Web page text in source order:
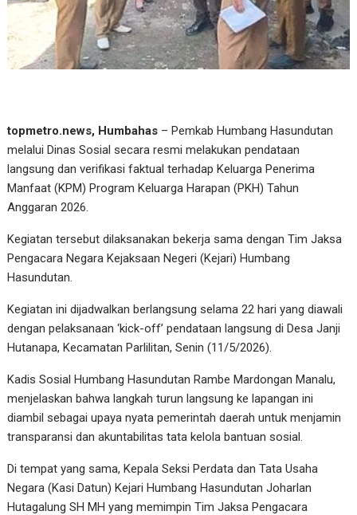
topmetro.news, Humbahas – Pemkab Humbang Hasundutan
melalui Dinas Sosial secara resmi melakukan pendataan
langsung dan verifikasi faktual terhadap Keluarga Penerima
Manfaat (KPM) Program Keluarga Harapan (PKH) Tahun
Anggaran 2026.
Kegiatan tersebut dilaksanakan bekerja sama dengan Tim Jaksa
Pengacara Negara Kejaksaan Negeri (Kejari) Humbang
Hasundutan.
Kegiatan ini dijadwalkan berlangsung selama 22 hari yang diawali
dengan pelaksanaan ‘kick-off’ pendataan langsung di Desa Janji
Hutanapa, Kecamatan Parlilitan, Senin (11/5/2026).
Kadis Sosial Humbang Hasundutan Rambe Mardongan Manalu,
menjelaskan bahwa langkah turun langsung ke lapangan ini
diambil sebagai upaya nyata pemerintah daerah untuk menjamin
transparansi dan akuntabilitas tata kelola bantuan sosial.
Di tempat yang sama, Kepala Seksi Perdata dan Tata Usaha
Negara (Kasi Datun) Kejari Humbang Hasundutan Joharlan
Hutagalung SH MH yang memimpin Tim Jaksa Pengacara